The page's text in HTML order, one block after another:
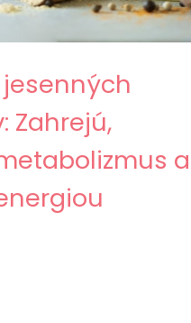
Zahrejú,
a